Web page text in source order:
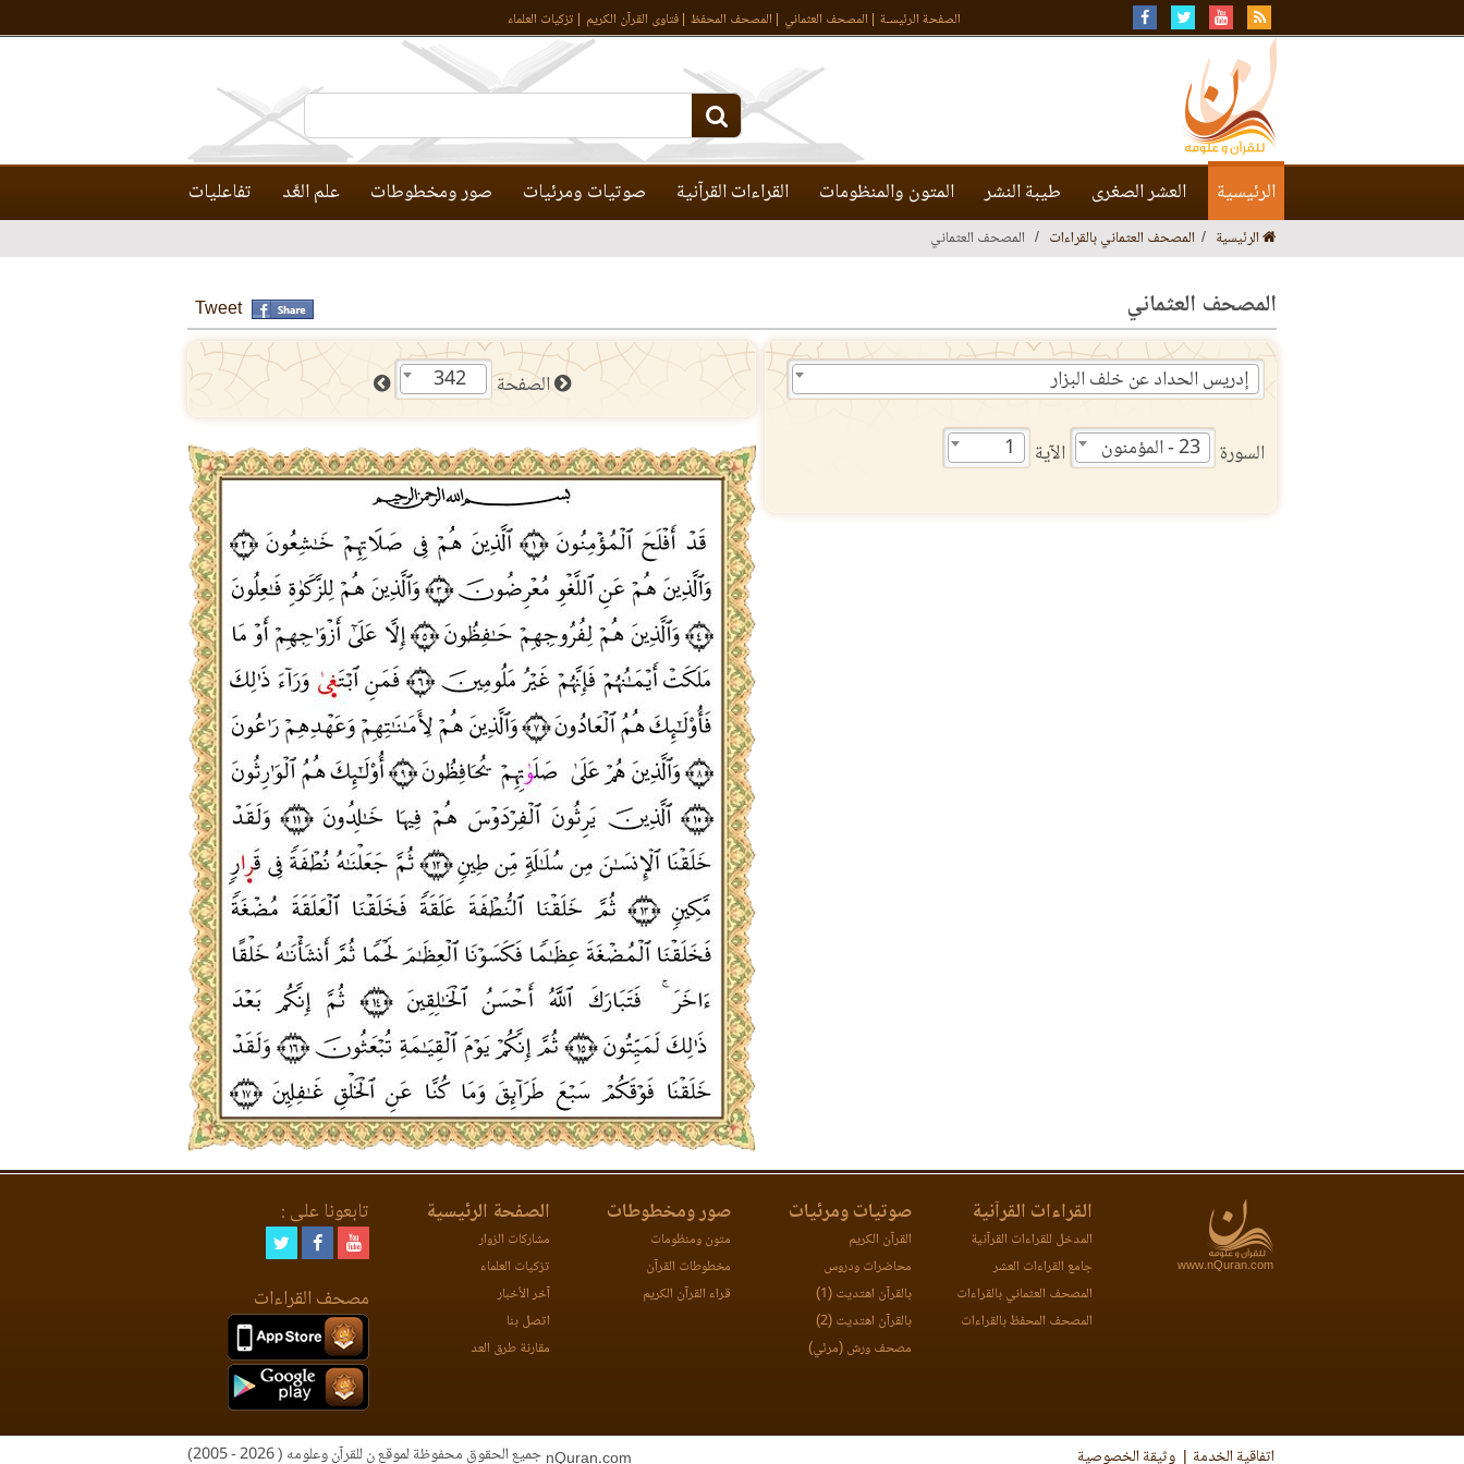
الصفحة الرئيسـة المصحف العثماني المصحف المحفظ فتاوى القرآن الكريم تزكيات العلماء
الرئيسية العشر الصغرى طيبة النشر المتون والمنظومات القراءات القرآنية صوتيات ومرئيات صور ومخطوطات علم العَّد تفاعليات
الرئيسية المصحف العثماني بالقراءات المصحف العثماني
المصحف العثماني Tweet
إدريس الحداد عن خلف البزار
السورة 23 - المؤمنون الآية 1
الصفحة 342
www.nQuran.com
القراءات القرآنية
المدخل للقراءات القرآنية
جامع القراءات العشر
المصحف العثماني بالقراءات
المصحف المحفظ بالقراءات
صوتيات ومرئيات
القرآن الكريم
محاضرات ودروس
بالقرآن اهتديت (1)
بالقرآن اهتديت (2)
مصحف ورش (مرئي)
صور ومخطوطات
متون ومنظومات
مخطوطات القرآن
قراء القرآن الكريم
الصفحة الرئيسية
مشاركات الزوار
تزكيات العلماء
آخر الأخبار
اتصل بنا
مقارنة طرق العد
تابعونا على :
مصحف القراءات
جميع الحقوق محفوظة لموقع ن للقرآن وعلومه ( 2026 - 2005) اتفاقية الخدمة وثيقة الخصوصية